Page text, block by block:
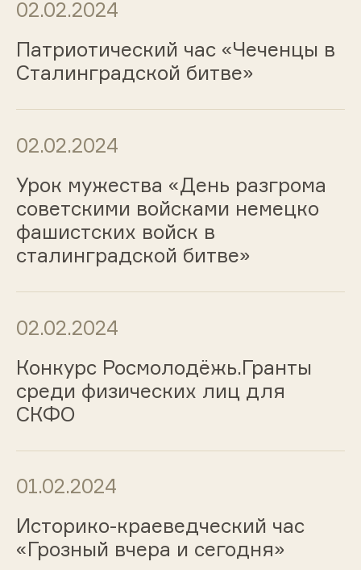
02.02.2024
Патриотический час «Чеченцы в
Сталинградской битве»
02.02.2024
Урок мужества «День разгрома
советскими войсками немецко
фашистских войск в
сталинградской битве»
02.02.2024
Конкурс Росмолодёжь.Гранты
среди физических лиц для
СКФО
01.02.2024
Историко-краеведческий час
«Грозный вчера и сегодня»